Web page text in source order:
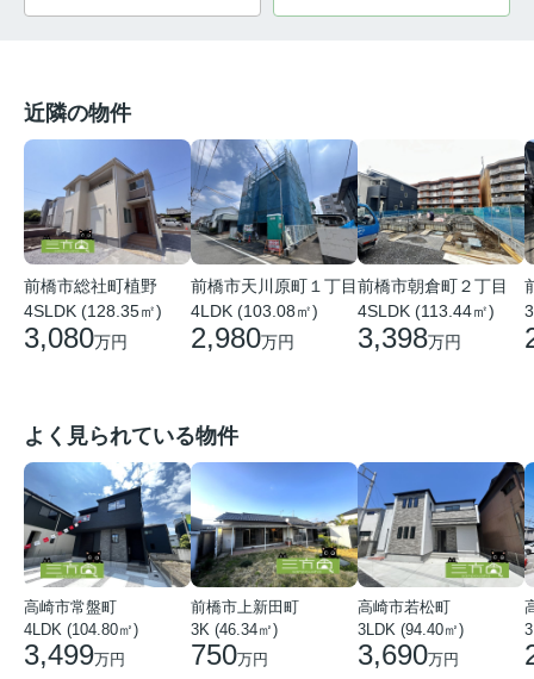
近隣の物件
前橋市総社町植野
4SLDK (128.35㎡)
3,080万円
前橋市天川原町１丁目
4LDK (103.08㎡)
2,980万円
前橋市朝倉町２丁目
4SLDK (113.44㎡)
3,398万円
よく見られている物件
高崎市常盤町
4LDK (104.80㎡)
3,499万円
前橋市上新田町
3K (46.34㎡)
750万円
高崎市若松町
3LDK (94.40㎡)
3,690万円